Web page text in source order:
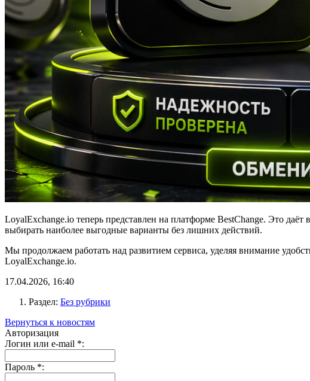
LoyalExchange.io теперь представлен на платформе BestChange. Это
выбирать наиболее выгодные варианты без лишних действий.
Мы продолжаем работать над развитием сервиса, уделяя внимание
LoyalExchange.io.
17.04.2026, 16:40
Раздел: Без рубрики
Вернуться к новостям
Авторизация
Логин или e-mail *:
Пароль *: